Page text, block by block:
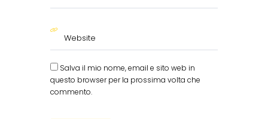
Salva il mio nome, email e sito web in
questo browser per la prossima volta che
commento.